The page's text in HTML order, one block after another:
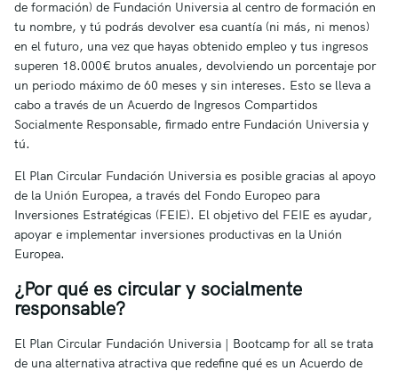
de formación) de Fundación Universia al centro de formación en
tu nombre, y tú podrás devolver esa cuantía (ni más, ni menos)
en el futuro, una vez que hayas obtenido empleo y tus ingresos
superen 18.000€ brutos anuales, devolviendo un porcentaje por
un periodo máximo de 60 meses y sin intereses. Esto se lleva a
cabo a través de un Acuerdo de Ingresos Compartidos
Socialmente Responsable, firmado entre Fundación Universia y
tú.
El Plan Circular Fundación Universia es posible gracias al apoyo
de la Unión Europea, a través del Fondo Europeo para
Inversiones Estratégicas (FEIE). El objetivo del FEIE es ayudar,
apoyar e implementar inversiones productivas en la Unión
Europea.
¿Por qué es circular y socialmente
responsable?
El Plan Circular Fundación Universia | Bootcamp for all se trata
de una alternativa atractiva que redefine qué es un Acuerdo de